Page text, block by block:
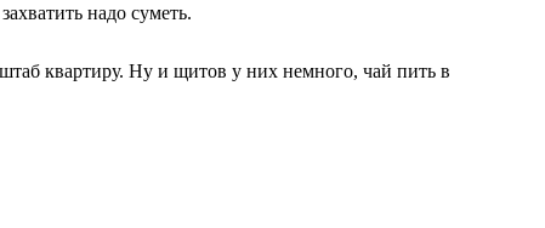
надо суметь.
квартиру. Ну и щитов у них немного, чай пить в